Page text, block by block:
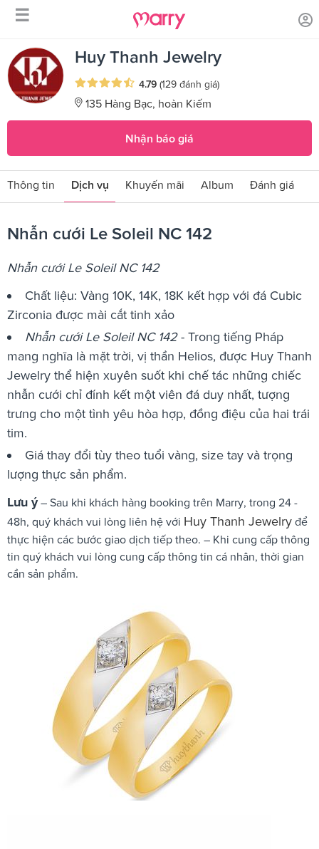
☰
Trang chủ Sản phẩm dịch vụ / Nhẫn cưới Le Soleil NC 142
Huy Thanh Jewelry
4.79 (129 đánh giá)
135 Hàng Bạc, hoàn Kiếm
Nhận báo giá
Thông tin Dịch vụ Khuyến mãi Album Đánh giá
Nhẫn cưới Le Soleil NC 142
Nhẫn cưới Le Soleil NC 142
Chất liệu: Vàng 10K, 14K, 18K kết hợp với đá Cubic
Zirconia được mài cắt tinh xảo
Nhẫn cưới Le Soleil NC 142- Trong tiếng Pháp
mang nghĩa là mặt trời, vị thần Helios, được Huy Thanh
Jewelry thể hiện xuyên suốt khi chế tác những chiếc
nhẫn cưới chỉ đính kết một viên đá duy nhất, tượng
trưng cho một tình yêu hòa hợp, đồng điệu của hai trái
tim.
Giá thay đổi tùy theo tuổi vàng, size tay và trọng
lượng thực sản phẩm.
Lưu ý– Sau khi khách hàng booking trên Marry, trong 24 -
48h, quý khách vui lòng liên hệ với Huy Thanh Jewelry để
thực hiện các bước giao dịch tiếp theo. – Khi cung cấp thông
tin quý khách vui lòng cung cấp thông tin cá nhân, thời gian
cần sản phẩm.